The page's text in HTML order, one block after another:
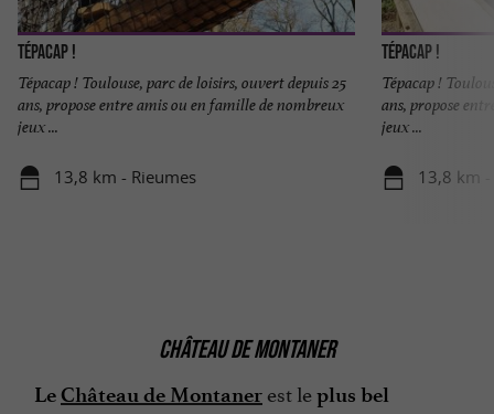
Tépacap !
Tépacap ! Toulouse, parc de loisirs, ouvert depuis 25
ans, propose entre amis ou en famille de nombreux
jeux ...
13,8 km - Rieumes
Tépacap !
Tépacap !
ans, propose
jeux ...
13,8 km -
CHÂTEAU DE MONTANER
LeChâteau de Montaner est leplus bel